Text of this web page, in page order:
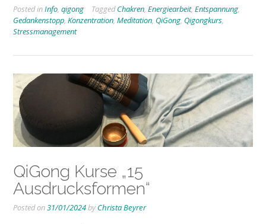
Posted inInfo, qigong TaggedChakren, Energiearbeit, Entspannung,
Gedankenstopp, Konzentration, Meditation, QiGong, Qigongkurs,
Stressmanagement
QiGong Kurse „15
Ausdrucksformen“
Posted on31/01/2024by Christa Beyrer